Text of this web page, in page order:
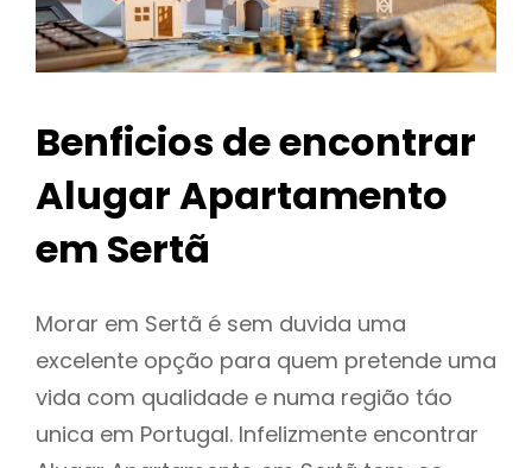
Benficios de encontrar
Alugar Apartamento
em Sertã
Morar em Sertã é sem duvida uma
excelente opção para quem pretende uma
vida com qualidade e numa região táo
unica em Portugal. Infelizmente encontrar